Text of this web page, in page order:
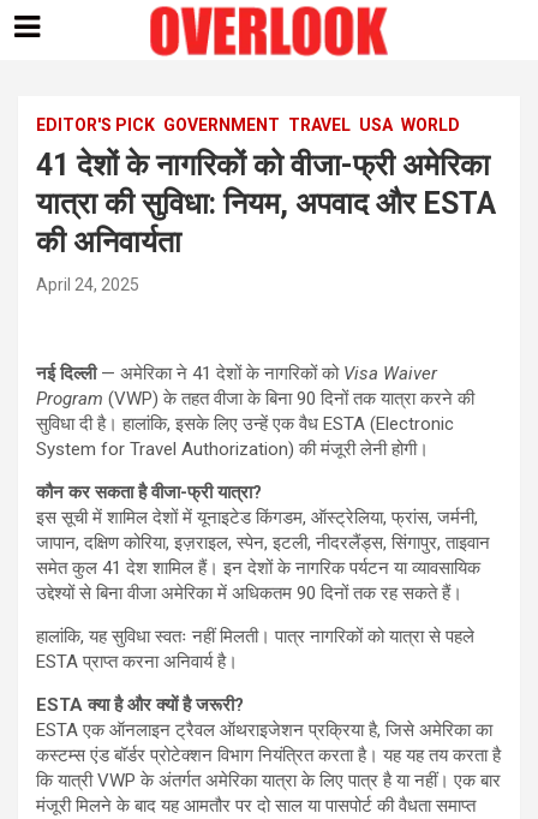
contentEDITOR'S PICK GOVERNMENT TRAVEL USA WORLD
41 देशों के नागरिकों को वीजा-फ्री अमेरिका
यात्रा की सुविधा: नियम, अपवाद और ESTA
की अनिवार्यता
April 24, 2025
नई दिल्ली— अमेरिका ने 41 देशों के नागरिकों को Visa Waiver
Program (VWP) के तहत वीजा के बिना 90 दिनों तक यात्रा करने की
सुविधा दी है। हालांकि, इसके लिए उन्हें एक वैध ESTA (Electronic
System for Travel Authorization) की मंजूरी लेनी होगी।
कौन कर सकता है वीजा-फ्री यात्रा?
इस सूची में शामिल देशों में यूनाइटेड किंगडम, ऑस्ट्रेलिया, फ्रांस, जर्मनी,
जापान, दक्षिण कोरिया, इज़राइल, स्पेन, इटली, नीदरलैंड्स, सिंगापुर, ताइवान
समेत कुल 41 देश शामिल हैं। इन देशों के नागरिक पर्यटन या व्यावसायिक
उद्देश्यों से बिना वीजा अमेरिका में अधिकतम 90 दिनों तक रह सकते हैं।
हालांकि, यह सुविधा स्वतः नहीं मिलती। पात्र नागरिकों को यात्रा से पहले
ESTA प्राप्त करना अनिवार्य है।
ESTA क्या है और क्यों है जरूरी?
ESTA एक ऑनलाइन ट्रैवल ऑथराइजेशन प्रक्रिया है, जिसे अमेरिका का
कस्टम्स एंड बॉर्डर प्रोटेक्शन विभाग नियंत्रित करता है। यह यह तय करता है
कि यात्री VWP के अंतर्गत अमेरिका यात्रा के लिए पात्र है या नहीं। एक बार
मंजूरी मिलने के बाद यह आमतौर पर दो साल या पासपोर्ट की वैधता समाप्त